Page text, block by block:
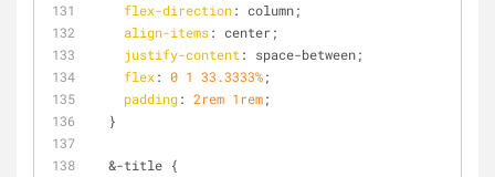
flex-direction: column;
align-items: center;
justify-content : space-between;
flex: 0 1 33.3333%;
padding: 2rem 1rem;
  }
  &-title {